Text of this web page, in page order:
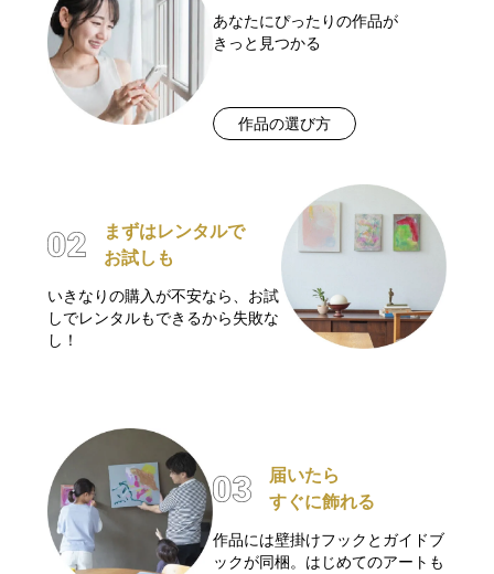
あなたにぴったりの作品が
きっと見つかる
作品の選び方
まずはレンタルで
お試しも
いきなりの購入が不安なら、お試
しでレンタルもできるから失敗な
し！
届いたら
すぐに飾れる
作品には壁掛けフックとガイドブ
ックが同梱。はじめてのアートも